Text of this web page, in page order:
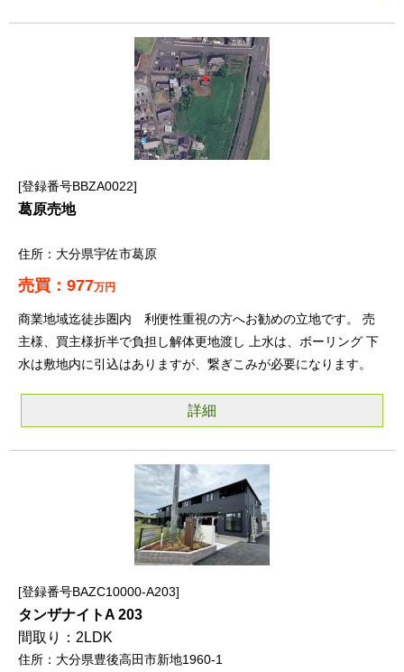
登録番号BBZA0022
葛原売地
大分県宇佐市葛原
977万円
商業地域迄徒歩圏内 利便性重視の方へお勧めの立地です。 売
主様、買主様折半で負担し解体更地渡し 上水は、ボーリング 下
水は敷地内に引込はありますが、繋ぎこみが必要になります。
詳細
登録番号BAZC10000-A203
タンザナイトA 203
2LDK
大分県豊後高田市新地1960-1